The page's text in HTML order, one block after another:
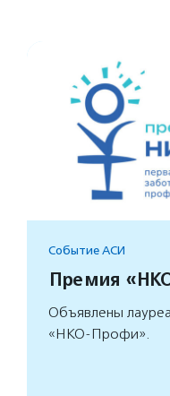
Событие АСИ
Премия
Объявлены
«НКО-Профи».